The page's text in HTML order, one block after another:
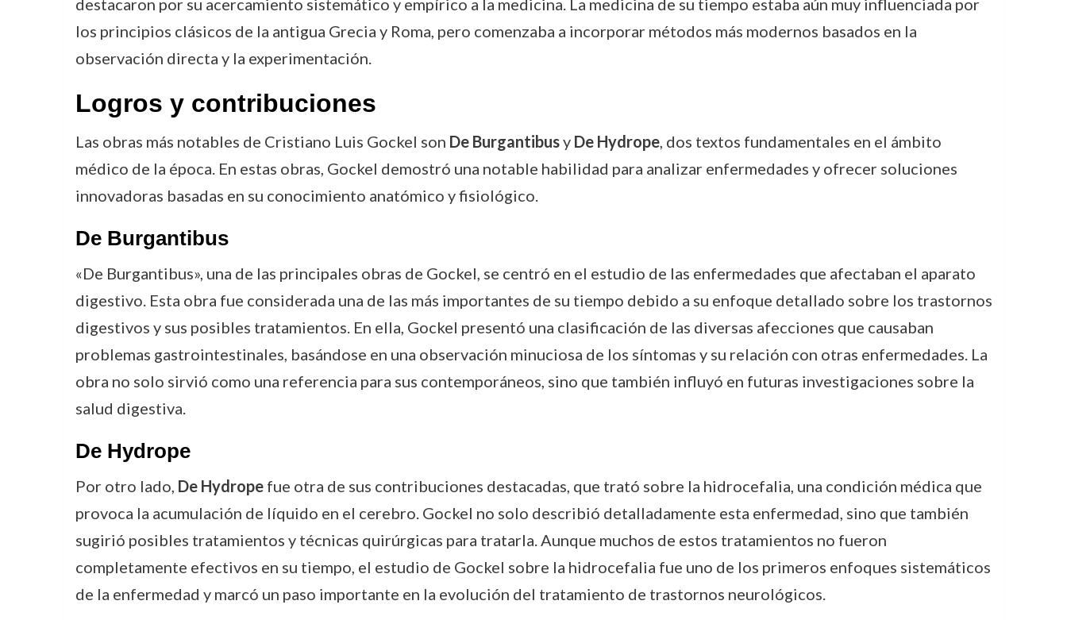
destacaron por su acercamiento sistemático y empírico a la medicina. La medicina de su tiempo estaba aún muy influenciada por
los principios clásicos de la antigua Grecia y Roma, pero comenzaba a incorporar métodos más modernos basados en la
observación directa y la experimentación.
Logros y contribuciones
Las obras más notables de Cristiano Luis Gockel son De Burgantibusy De Hydrope, dos textos fundamentales en el ámbito
médico de la época. En estas obras, Gockel demostró una notable habilidad para analizar enfermedades y ofrecer soluciones
innovadoras basadas en su conocimiento anatómico y fisiológico.
De Burgantibus
«De Burgantibus», una de las principales obras de Gockel, se centró en el estudio de las enfermedades que afectaban el aparato
digestivo. Esta obra fue considerada una de las más importantes de su tiempo debido a su enfoque detallado sobre los trastornos
digestivos y sus posibles tratamientos. En ella, Gockel presentó una clasificación de las diversas afecciones que causaban
problemas gastrointestinales, basándose en una observación minuciosa de los síntomas y su relación con otras enfermedades. La
obra no solo sirvió como una referencia para sus contemporáneos, sino que también influyó en futuras investigaciones sobre la
salud digestiva.
De Hydrope
Por otro lado, De Hydropefue otra de sus contribuciones destacadas, que trató sobre la hidrocefalia, una condición médica que
provoca la acumulación de líquido en el cerebro. Gockel no solo describió detalladamente esta enfermedad, sino que también
sugirió posibles tratamientos y técnicas quirúrgicas para tratarla. Aunque muchos de estos tratamientos no fueron
completamente efectivos en su tiempo, el estudio de Gockel sobre la hidrocefalia fue uno de los primeros enfoques sistemáticos
de la enfermedad y marcó un paso importante en la evolución del tratamiento de trastornos neurológicos.